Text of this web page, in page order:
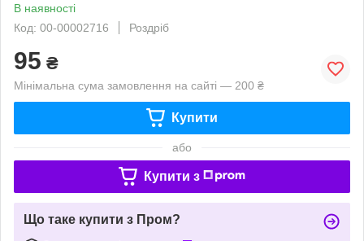
В наявності
Код: 00-00002716
Роздріб
95 ₴
Мінімальна сума замовлення на сайті — 200 ₴
Купити
або
Купити з
Що таке купити з Пром?